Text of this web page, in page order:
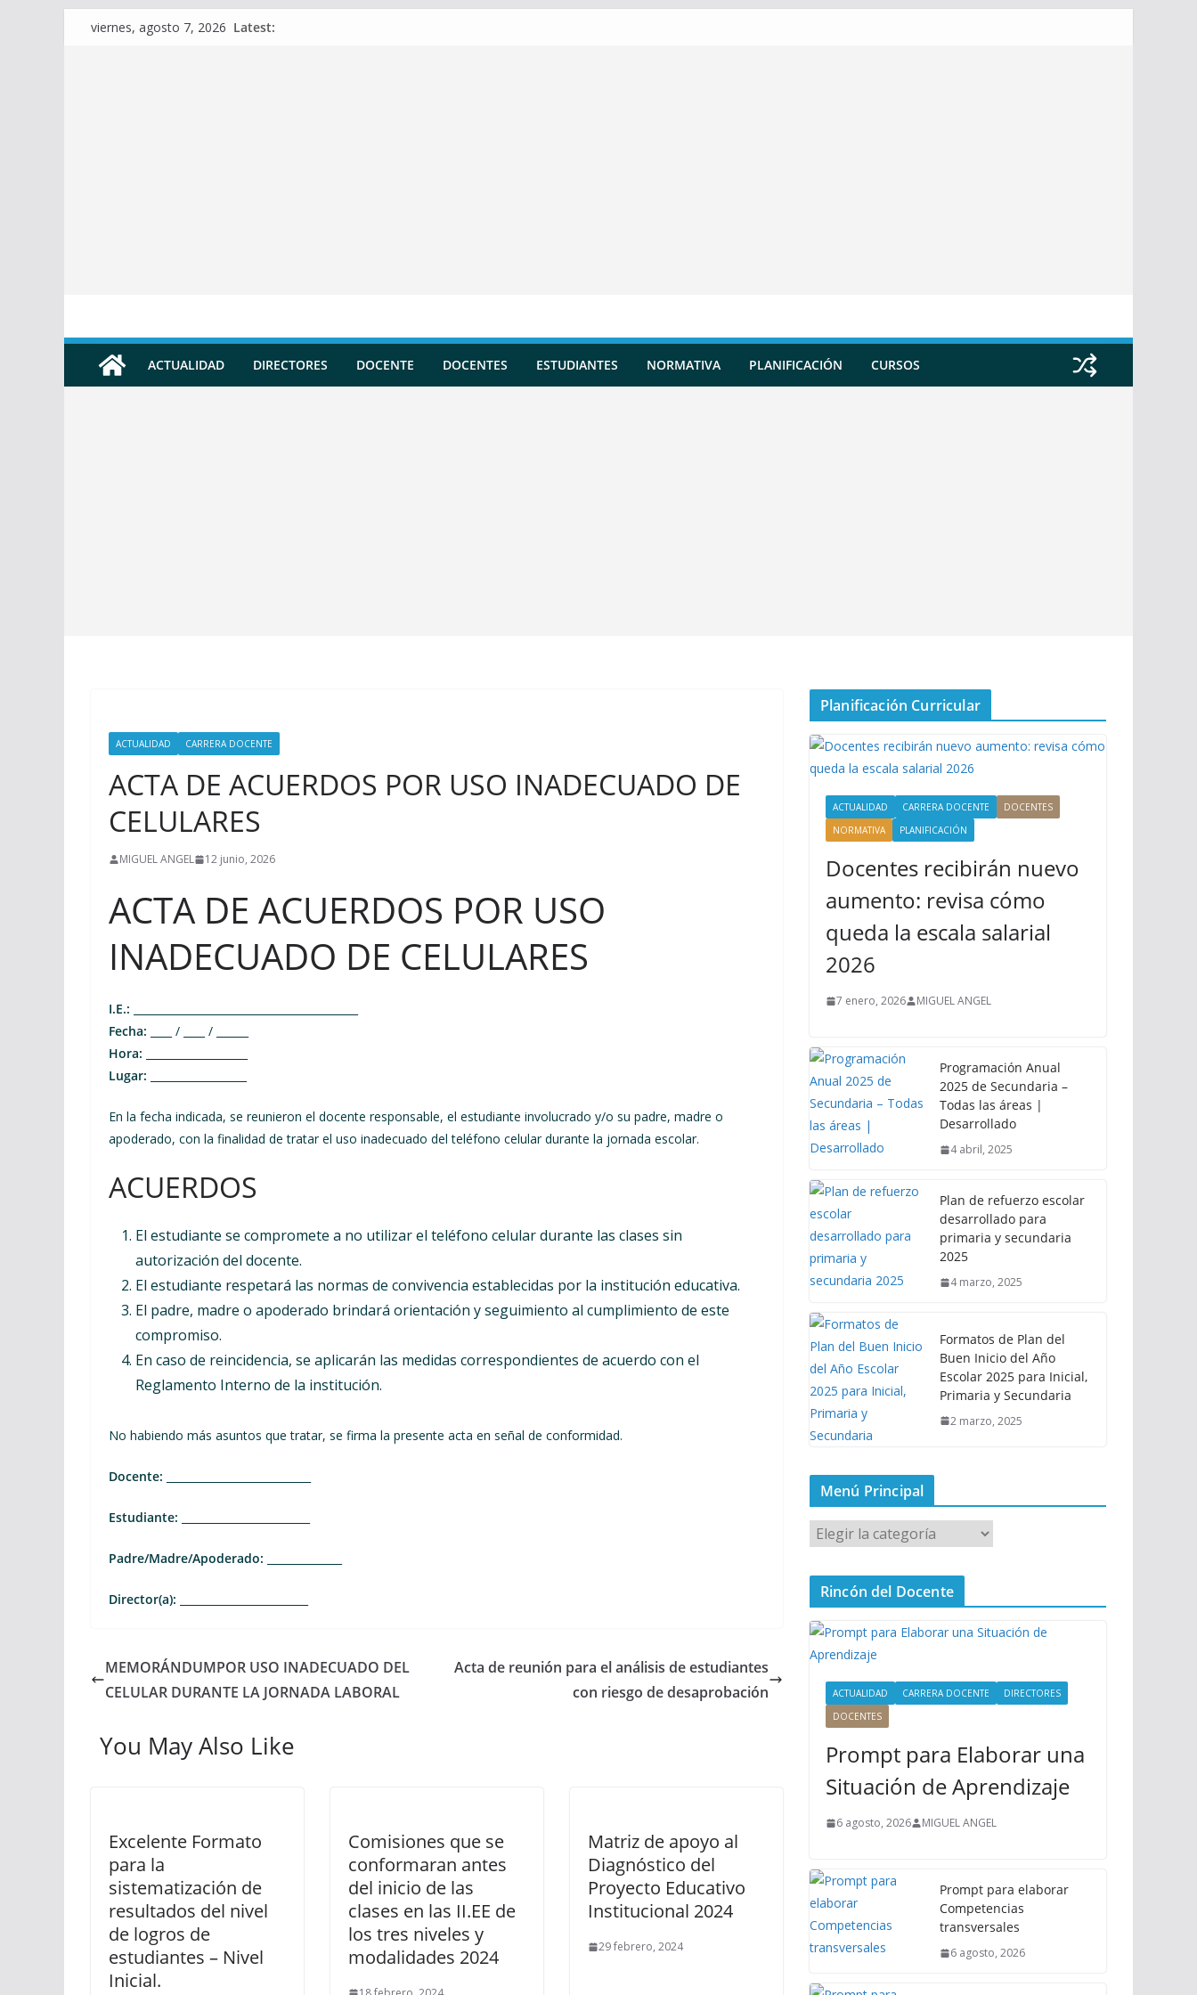
Skipviernes, agosto 7, 2026 Latest:
ACTUALIDAD DIRECTORES DOCENTE DOCENTES ESTUDIANTES NORMATIVA PLANIFICACIÓN CURSOS
ACTUALIDAD CARRERA DOCENTE
ACTA DE ACUERDOS POR USO INADECUADO DE
CELULARES
MIGUEL ANGEL 12 junio, 2026
ACTA DE ACUERDOS POR USO
INADECUADO DE CELULARES
I.E.:
Fecha: ____ / ____ / ______
Hora:
Lugar:
En la fecha indicada, se reunieron el docente responsable, el estudiante involucrado y/o su padre, madre o
apoderado, con la finalidad de tratar el uso inadecuado del teléfono celular durante la jornada escolar.
ACUERDOS
El estudiante se compromete a no utilizar el teléfono celular durante las clases sin
autorización del docente.
El estudiante respetará las normas de convivencia establecidas por la institución educativa.
El padre, madre o apoderado brindará orientación y seguimiento al cumplimiento de este
compromiso.
En caso de reincidencia, se aplicarán las medidas correspondientes de acuerdo con el
Reglamento Interno de la institución.
No habiendo más asuntos que tratar, se firma la presente acta en señal de conformidad.
Docente:
Estudiante:
Padre/Madre/Apoderado:
Director(a):
MEMORÁNDUMPOR USO INADECUADO DEL
CELULAR DURANTE LA JORNADA LABORAL
Acta de reunión para el análisis de estudiantes
con riesgo de desaprobación
You May Also Like
Excelente Formato
para la
sistematización de
resultados del nivel
de logros de
estudiantes – Nivel
Inicial.
Comisiones que se
conformaran antes
del inicio de las
clases en las II.EE de
los tres niveles y
modalidades 2024
Matriz de apoyo al
Diagnóstico del
Proyecto Educativo
Institucional 2024
29 febrero, 2024
Planificación Curricular
ACTUALIDAD CARRERA DOCENTE
DOCENTES
NORMATIVA
PLANIFICACIÓN
Docentes recibirán nuevo
aumento: revisa cómo
queda la escala salarial
2026
7 enero, 2026 MIGUEL ANGEL
Programación Anual
2025 de Secundaria –
Todas las áreas |
Desarrollado
4 abril, 2025
Plan de refuerzo escolar
desarrollado para
primaria y secundaria
2025
4 marzo, 2025
Formatos de Plan del
Buen Inicio del Año
Escolar 2025 para Inicial,
Primaria y Secundaria
2 marzo, 2025
Menú Principal
M
e
n
P
i
Rincón del Docente
ACTUALIDAD CARRERA DOCENTE
DIRECTORES
DOCENTES
Prompt para Elaborar una
Situación de Aprendizaje
6 agosto, 2026 MIGUEL ANGEL
Prompt para elaborar
Competencias
transversales
6 agosto, 2026